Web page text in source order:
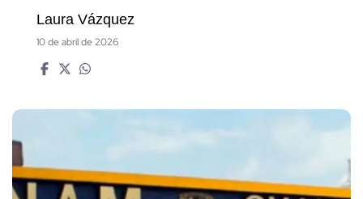
Laura Vázquez
10 de abril de 2026